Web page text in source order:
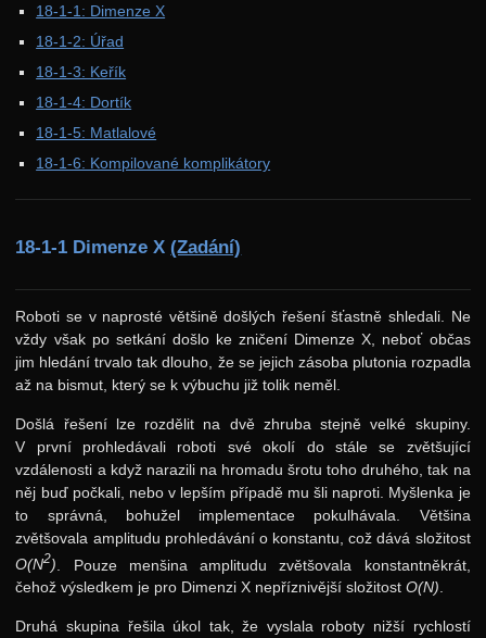
18-1-1: Dimenze X
18-1-2: Úřad
18-1-3: Keřík
18-1-4: Dortík
18-1-5: Matlalové
18-1-6: Kompilované komplikátory
18-1-1 Dimenze X(Zadání)
Roboti se v naprosté většině došlých řešení šťastně shledali. Ne
vždy však po setkání došlo ke zničení Dimenze X, neboť občas
jim hledání trvalo tak dlouho, že se jejich zásoba plutonia rozpadla
až na bismut, který se k výbuchu již tolik neměl.
Došlá řešení lze rozdělit na dvě zhruba stejně velké skupiny.
V první prohledávali roboti své okolí do stále se zvětšující
vzdálenosti a když narazili na hromadu šrotu toho druhého, tak na
něj buď počkali, nebo v lepším případě mu šli naproti. Myšlenka je
to správná, bohužel implementace pokulhávala. Většina
zvětšovala amplitudu prohledávání o konstantu, což dává složitost
O(N2) . Pouze menšina amplitudu zvětšovala konstantněkrát,
čehož výsledkem je pro Dimenzi X nepříznivější složitostO(N).
Druhá skupina řešila úkol tak, že vyslala roboty nižší rychlostí
37. ročník: 24/25
36. ročník: 23/24
35. ročník: 22/23
34. ročník: 21/22
33. ročník: 20/21
31. ročník: 18/19
30. ročník: 17/18
29. ročník: 16/17
28. ročník: 15/16
27. ročník: 14/15
25. ročník: 12/13
24. ročník: 11/12
23. ročník: 10/11
22. ročník: 09/10
21. ročník: 08/09